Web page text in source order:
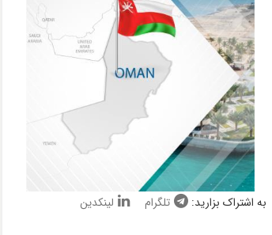
به اشتراک بزارید: تلگرام لینکدین